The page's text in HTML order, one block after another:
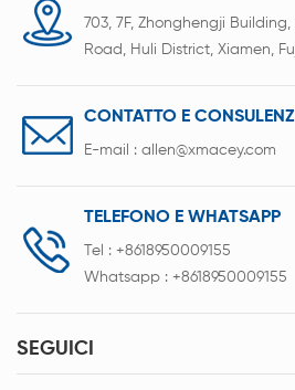
703, 7F, Zhonghengji Building,
Road, Huli District, Xiamen,
CONTATTO E
E-mail : allen@xmacey.com
TELEFONO E WHATSAPP
Tel : +8618950009155
Whatsapp : +8618950009155
SEGUICI